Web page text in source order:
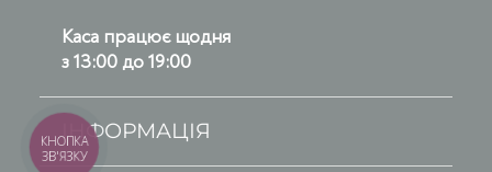
Каса працює щодня
з 13:00 до 19:00
ІНФОРМАЦІЯ
КНОПКА
ЗВ'ЯЗКУ